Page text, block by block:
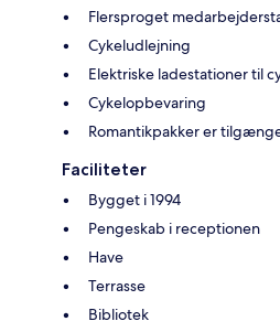
Flersproget
Cykeludlejning
Elektriske ladestationer til
Cykelopbevaring
Romantikpakker er
Faciliteter
Bygget i 1994
Pengeskab i receptionen
Have
Terrasse
Bibliotek